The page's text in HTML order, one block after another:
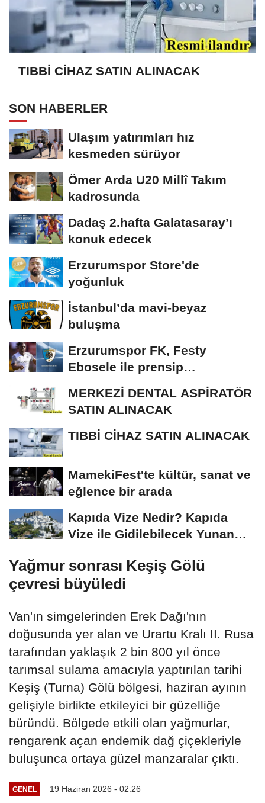
TIBBİ CİHAZ SATIN ALINACAK
SON HABERLER
Ulaşım yatırımları hız
kesmeden sürüyor
Ömer Arda U20 Millî Takım
kadrosunda
Dadaş 2.hafta Galatasaray’ı
konuk edecek
Erzurumspor Store'de
yoğunluk
İstanbul’da mavi-beyaz
buluşma
Erzurumspor FK, Festy
Ebosele ile prensip
anlaşmasına vardı
MERKEZİ DENTAL ASPİRATÖR
SATIN ALINACAK
TIBBİ CİHAZ SATIN ALINACAK
MamekiFest'te kültür, sanat ve
eğlence bir arada
Kapıda Vize Nedir? Kapıda
Vize ile Gidilebilecek Yunan
Yağmur sonrası Keşiş Gölü
çevresi büyüledi
Van'ın simgelerinden Erek Dağı'nın
doğusunda yer alan ve Urartu Kralı II. Rusa
tarafından yaklaşık 2 bin 800 yıl önce
tarımsal sulama amacıyla yaptırılan tarihi
Keşiş (Turna) Gölü bölgesi, haziran ayının
gelişiyle birlikte etkileyici bir güzelliğe
büründü. Bölgede etkili olan yağmurlar,
rengarenk açan endemik dağ çiçekleriyle
buluşunca ortaya güzel manzaralar çıktı.
GENEL 19 Haziran 2026 - 02:26